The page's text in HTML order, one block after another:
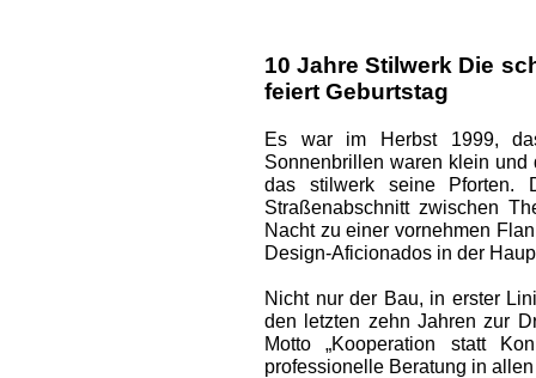
10 Jahre Stilwerk Die
feiert Geburtstag
Es war im Herbst 1999,
Sonnenbrillen waren klein und
das stilwerk seine Pforten.
Straßenabschnitt zwischen
Nacht zu ­einer vornehmen
Design-Aficio­nados in der
Nicht nur der Bau, in erster
den letzten zehn Jahren zur
Motto „Kooperation statt
professionelle Beratung in